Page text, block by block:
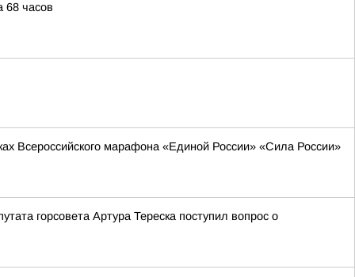
68 часов
Всероссийского марафона «Единой России» «Сила России»
горсовета Артура Тереска поступил вопрос о